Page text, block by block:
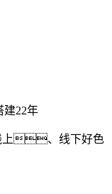
22年
上、线下好色